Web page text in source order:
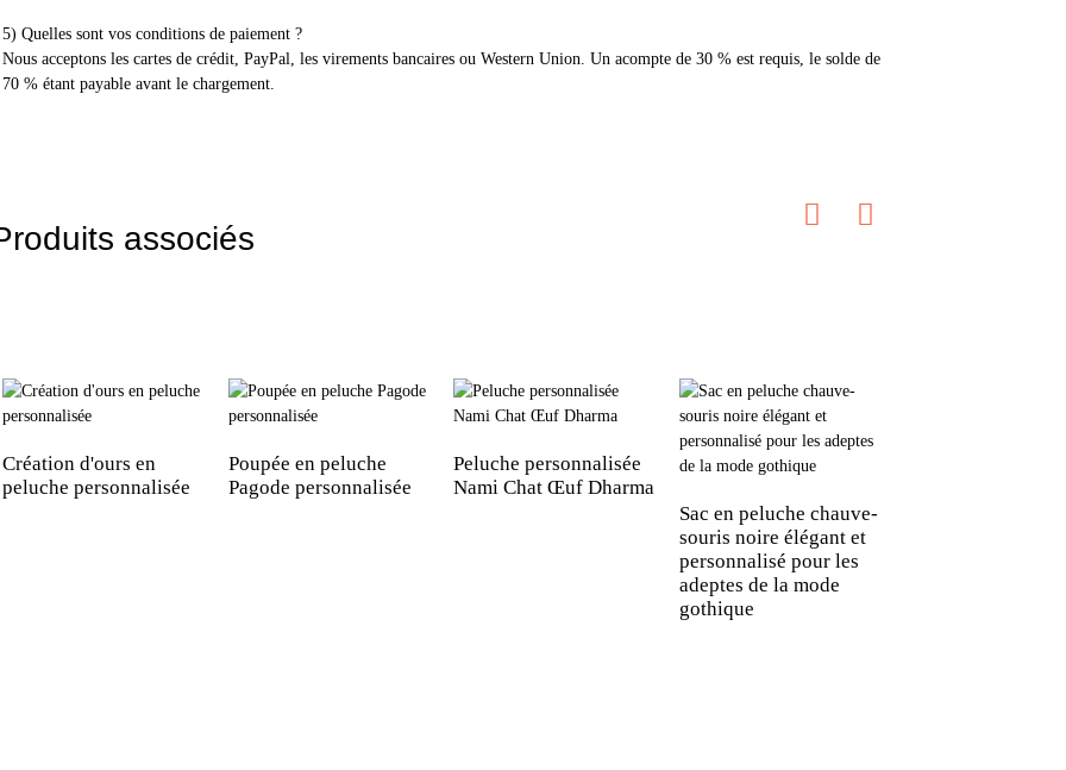
5) Quelles sont vos conditions de paiement ?
Nous acceptons les cartes de crédit, PayPal, les virements bancaires ou Western Union. Un acompte de 30 % est requis, le solde de
70 % étant payable avant le chargement.
associés
Création d'ours en
peluche personnalisée
Poupée en peluche
Pagode personnalisée
Peluche personnalisée
Nami Chat Œuf Dharma
Sac en peluche chauve-
souris noire élégant et
personnalisé pour les
adeptes de la mode
gothique